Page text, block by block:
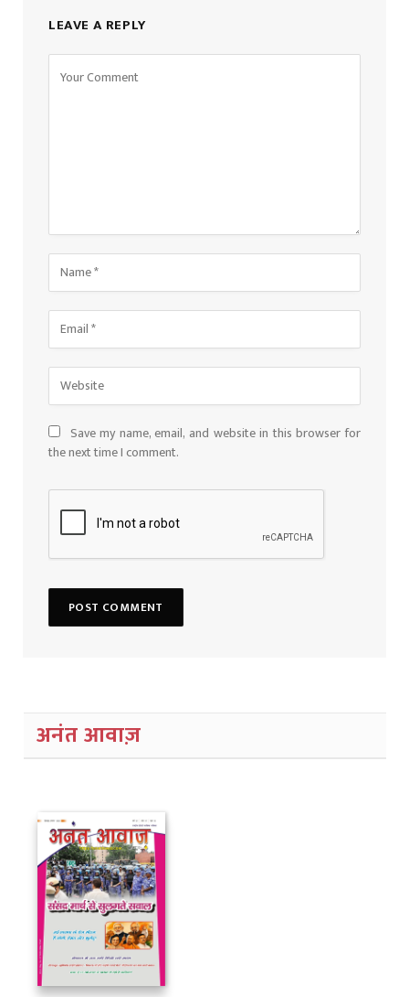
LEAVE A REPLY
Save my name, email, and website in this browser for
the next time I comment.
अनंत आवाज़